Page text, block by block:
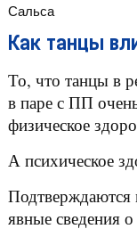
Сальса
Как танцы
То, что танцы в
в паре с ПП
физическое
А психическое
Подтверждаются
явные сведения